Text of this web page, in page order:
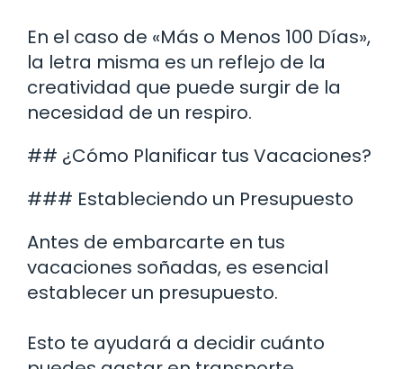
En el caso de «Más o Menos 100 Días»,
la letra misma es un reflejo de la
creatividad que puede surgir de la
necesidad de un respiro.
## ¿Cómo Planificar tus Vacaciones?
### Estableciendo un Presupuesto
Antes de embarcarte en tus
vacaciones soñadas, es esencial
establecer un presupuesto.
Esto te ayudará a decidir cuánto